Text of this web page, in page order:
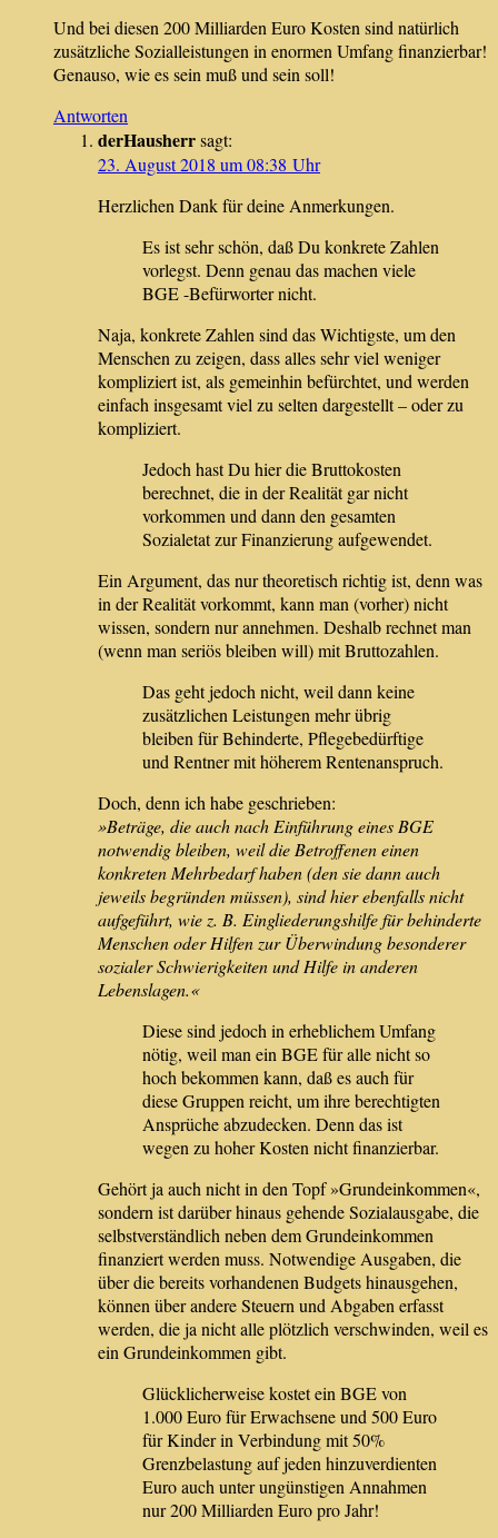
Und bei diesen 200 Milliarden Euro Kosten sind natürlich
zusätzliche Sozialleistungen in enormen Umfang finanzierbar!
Genauso, wie es sein muß und sein soll!
Antworten
derHausherrsagt:
23. August 2018 um 08:38 Uhr
Herzlichen Dank für deine Anmerkungen.
Es ist sehr schön, daß Du konkrete Zahlen
vorlegst. Denn genau das machen viele
BGE -Befürworter nicht.
Naja, konkrete Zahlen sind das Wichtigste, um den
Menschen zu zeigen, dass alles sehr viel weniger
kompliziert ist, als gemeinhin befürchtet, und werden
einfach insgesamt viel zu selten dargestellt – oder zu
kompliziert.
Jedoch hast Du hier die Bruttokosten
berechnet, die in der Realität gar nicht
vorkommen und dann den gesamten
Sozialetat zur Finanzierung aufgewendet.
Ein Argument, das nur theoretisch richtig ist, denn was
in der Realität vorkommt, kann man (vorher) nicht
wissen, sondern nur annehmen. Deshalb rechnet man
(wenn man seriös bleiben will) mit Bruttozahlen.
Das geht jedoch nicht, weil dann keine
zusätzlichen Leistungen mehr übrig
bleiben für Behinderte, Pflegebedürftige
und Rentner mit höherem Rentenanspruch.
Doch, denn ich habe geschrieben:
»Beträge, die auch nach Einführung eines BGE
notwendig bleiben, weil die Betroffenen einen
konkreten Mehrbedarf haben (den sie dann auch
jeweils begründen müssen), sind hier ebenfalls nicht
aufgeführt, wie z. B. Eingliederungshilfe für behinderte
Menschen oder Hilfen zur Überwindung besonderer
sozialer Schwierigkeiten und Hilfe in anderen
Lebenslagen.«
Diese sind jedoch in erheblichem Umfang
nötig, weil man ein BGE für alle nicht so
hoch bekommen kann, daß es auch für
diese Gruppen reicht, um ihre berechtigten
Ansprüche abzudecken. Denn das ist
wegen zu hoher Kosten nicht finanzierbar.
Gehört ja auch nicht in den Topf »Grundeinkommen«,
sondern ist darüber hinaus gehende Sozialausgabe, die
selbstverständlich neben dem Grundeinkommen
finanziert werden muss. Notwendige Ausgaben, die
über die bereits vorhandenen Budgets hinausgehen,
können über andere Steuern und Abgaben erfasst
werden, die ja nicht alle plötzlich verschwinden, weil es
ein Grundeinkommen gibt.
Glücklicherweise kostet ein BGE von
1.000 Euro für Erwachsene und 500 Euro
für Kinder in Verbindung mit 50%
Grenzbelastung auf jeden hinzuverdienten
Euro auch unter ungünstigen Annahmen
nur 200 Milliarden Euro pro Jahr!